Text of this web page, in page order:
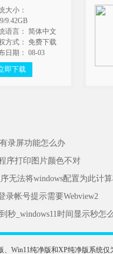
大小：
9.42GB
语言： 简体中文
方式： 免费下载
日期： 08-03
即下载
录屏功能怎么办
序打印图片颜色不对
录帐号提示需要Webview2
秒_windows11时间显示秒怎
、Win11纯净版和XP纯净版系统